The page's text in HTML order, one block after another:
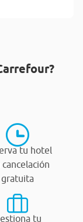
tu hotel
cancelación
gratuita
tu